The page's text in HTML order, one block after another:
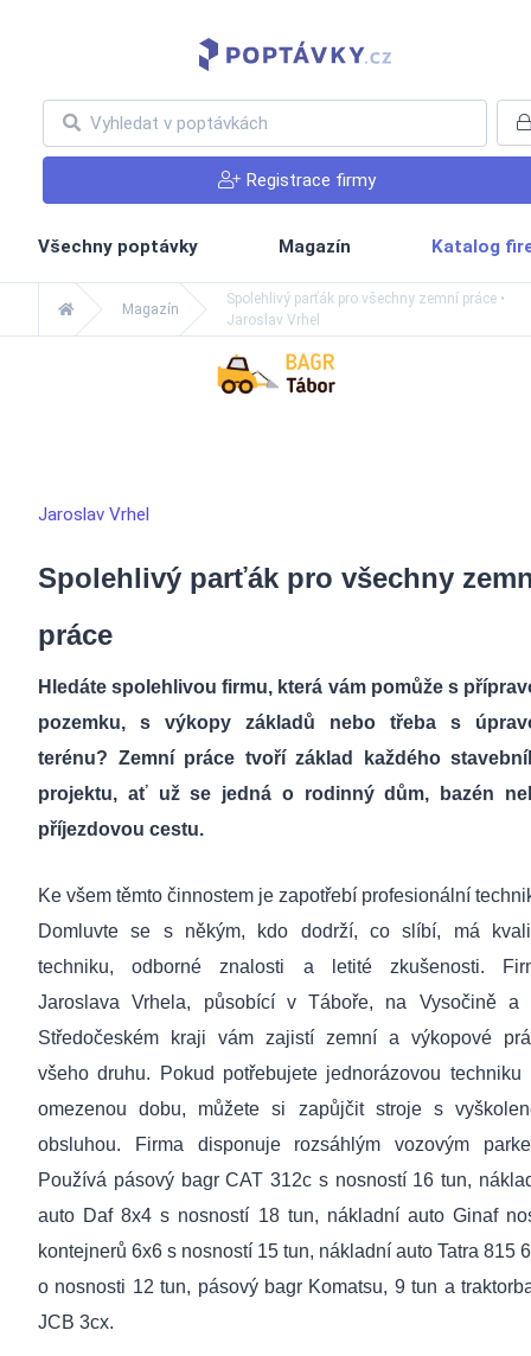
Registrace firmy
Všechny poptávky Magazín Katalog
Magazín
Spolehlivý parťák pro všechny zemní práce •
Jaroslav Vrhel
Jaroslav Vrhel
Spolehlivý parťák pro všechny
práce
Hledáte spolehlivou firmu, která vám pomůže s
pozemku, s výkopy základů nebo třeba s
terénu? Zemní práce tvoří základ každého
projektu, ať už se jedná o rodinný dům, bazén
příjezdovou cestu.
Ke všem těmto činnostem je zapotřebí profesionální
Domluvte se s někým, kdo dodrží, co slíbí, má
techniku, odborné znalosti a letité zkušenosti.
Jaroslava Vrhela, působící v Táboře, na Vysočině a
Středočeském kraji vám zajistí zemní a výkopové
všeho druhu. Pokud potřebujete jednorázovou techniku
omezenou dobu, můžete si zapůjčit stroje s
obsluhou. Firma disponuje rozsáhlým vozovým
Používá pásový bagr CAT 312c s nosností 16 tun,
auto Daf 8x4 s nosností 18 tun, nákladní auto Ginaf
kontejnerů 6x6 s nosností 15 tun, nákladní auto Tatra 815
o nosnosti 12 tun, pásový bagr Komatsu, 9 tun a
JCB 3cx.